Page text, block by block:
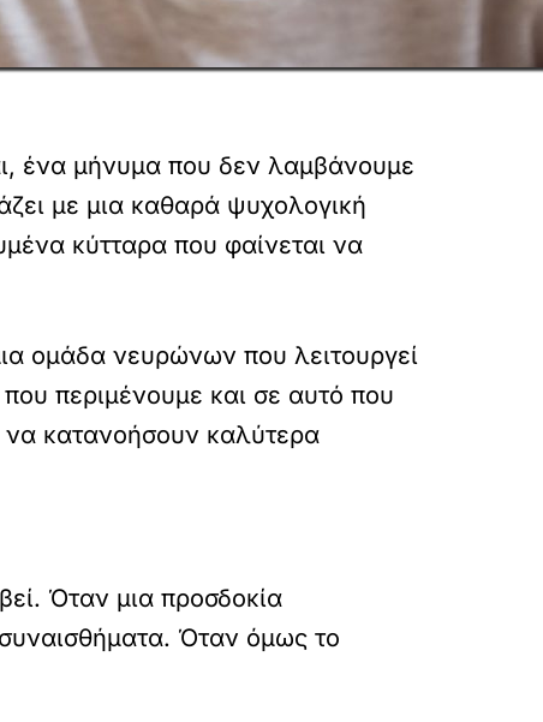
ένα μήνυμα που δεν λαμβάνουμε
με μια καθαρά ψυχολογική
κύτταρα που φαίνεται να
ομάδα νευρώνων που λειτουργεί
περιμένουμε και σε αυτό που
να κατανοήσουν καλύτερα
Όταν μια προσδοκία
συναισθήματα. Όταν όμως το